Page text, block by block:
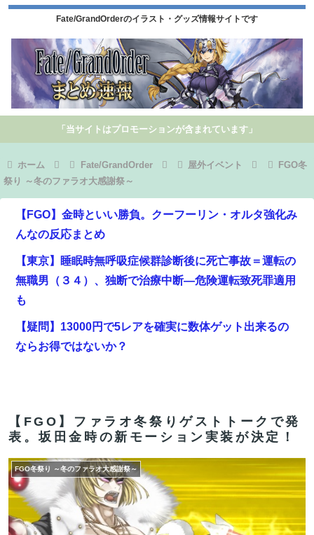
Fate/GrandOrderのイラスト・グッズ情報サイトです
「当サイトはプロモーションが含まれています」
ホーム Fate/GrandOrder 屋外イベント
FGO冬
祭り ～冬のファラオ大感謝祭～
【FGO】金時といい勝負。クーフーリン・オルタ強化み
んなの反応まとめ
【東京】睡眠時無呼吸症候群診断後に死亡事故＝運転の
無職男（３４）、独断で治療中断―危険運転致死罪適用
も
【疑問】13000円で5レアを確実に数体ゲット出来るの
ならお得ではないか？
【FGO】神に愛された星1バッファー。アマデウス強化
がすごいと話題に
なろう作家「円安で高市さん叩いてた奴ら、円高でも褒
めないのでポジショントーク確定ｗｗｗ」
【FGO】金時といい勝負。クーフーリン・オルタ強化み
んなの反応まとめ
【FGO】ファラオ冬祭りゲストトークで発
表。坂田金時の新モーション実装が決定！
FGO冬祭り ～冬のファラオ大感謝祭～